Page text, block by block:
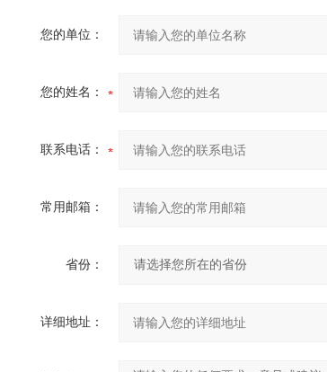
您的单位：
您的姓名：
联系电话：
常用邮箱：
省份：
详细地址：